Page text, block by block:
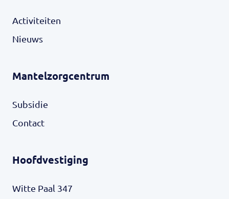
Activiteiten
Nieuws
Mantelzorgcentrum
Subsidie
Contact
Hoofdvestiging
Witte Paal 347